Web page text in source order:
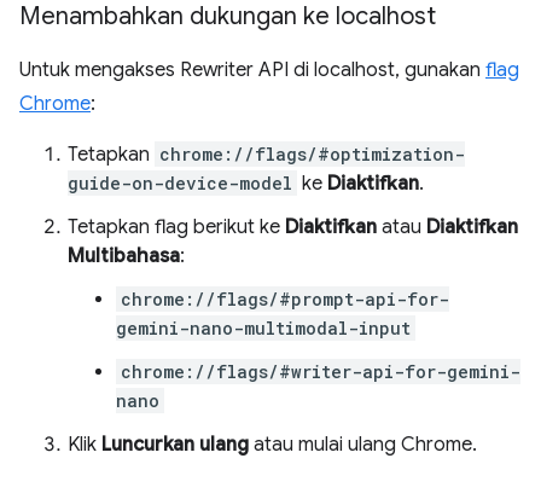
Menambahkan dukungan ke localhost
Untuk mengakses Rewriter API di localhost, gunakan flag
Chrome:
Tetapkan chrome://flags/#optimization-
guide-on-device-model ke Diaktifkan.
Tetapkan flag berikut ke Diaktifkan atau Diaktifkan
Multibahasa:
chrome://flags/#prompt-api-for-
gemini-nano-multimodal-input
chrome://flags/#writer-api-for-gemini-
nano
Klik Luncurkan ulang atau mulai ulang Chrome.